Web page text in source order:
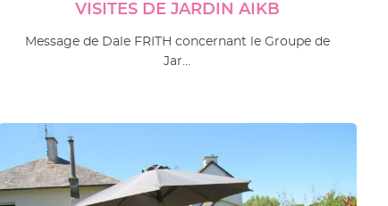
VISITES DE JARDIN AIKB
Message de Dale FRITH concernant le Groupe de
Jar…